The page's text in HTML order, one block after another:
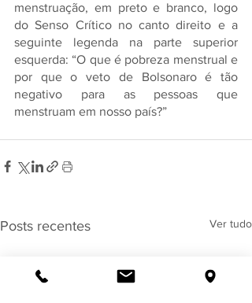
menstruação, em preto e branco, logo
do Senso Crítico no canto direito e a
seguinte legenda na parte superior
esquerda: “O que é pobreza menstrual e
por que o veto de Bolsonaro é tão
negativo para as pessoas que
menstruam em nosso país?”
Posts recentes Ver tudo